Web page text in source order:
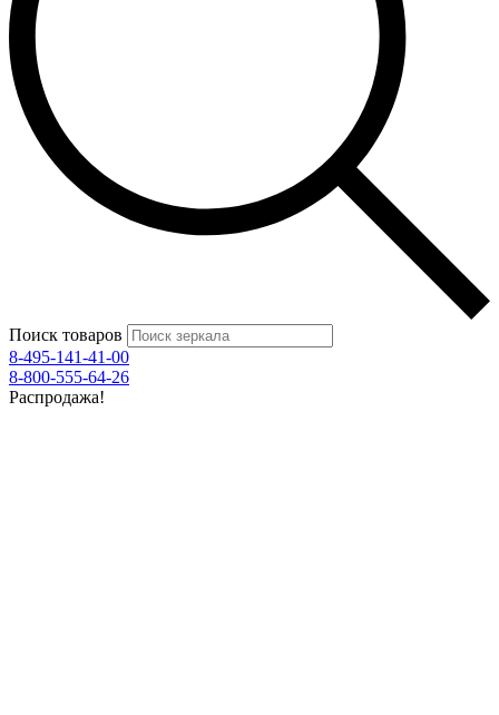
Поиск товаров
8-495-141-41-00
8-800-555-64-26
Распродажа!